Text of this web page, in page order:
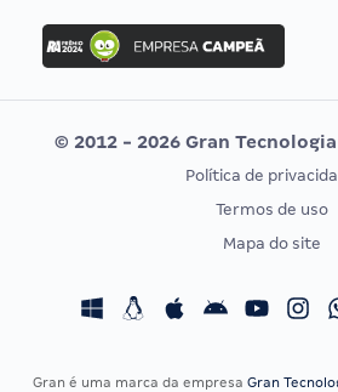
Concurso Ibama
Concurso MPU
Editais publicados
CONCURSOS POR PROFISSÃO
Concursos Fiscais
© 2012 - 2026 Gran
Política de
Termos de uso
Mapa do site
Gran é uma marca da empresa Gran